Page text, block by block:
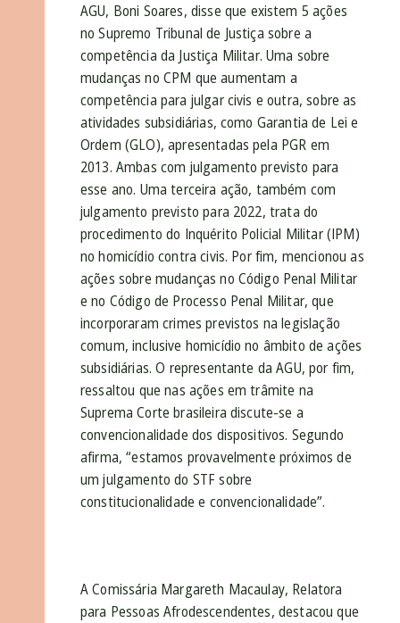
AGU, Boni Soares, disse que existem 5 ações
no Supremo Tribunal de Justiça sobre a
competência da Justiça Militar. Uma sobre
mudanças no CPM que aumentam a
competência para julgar civis e outra, sobre as
atividades subsidiárias, como Garantia de Lei e
Ordem (GLO), apresentadas pela PGR em
2013. Ambas com julgamento previsto para
esse ano. Uma terceira ação, também com
julgamento previsto para 2022, trata do
procedimento do Inquérito Policial Militar (IPM)
no homicídio contra civis. Por fim, mencionou as
ações sobre mudanças no Código Penal Militar
e no Código de Processo Penal Militar, que
incorporaram crimes previstos na legislação
comum, inclusive homicídio no âmbito de ações
subsidiárias. O representante da AGU, por fim,
ressaltou que nas ações em trâmite na
Suprema Corte brasileira discute-se a
convencionalidade dos dispositivos. Segundo
afirma, “estamos provavelmente próximos de
um julgamento do STF sobre
constitucionalidade e convencionalidade”.
A Comissária Margareth Macaulay, Relatora
para Pessoas Afrodescendentes, destacou que